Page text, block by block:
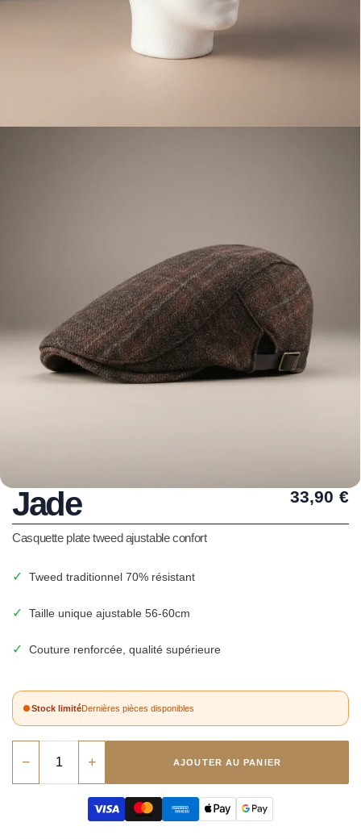
Jade 33,90 €
Casquette plate tweed ajustable confort
✓ Tweed traditionnel 70% résistant
✓ Taille unique ajustable 56-60cm
✓ Couture renforcée, qualité supérieure
Stock limitéDernières pièces disponibles
− + AJOUTER AU PANIER